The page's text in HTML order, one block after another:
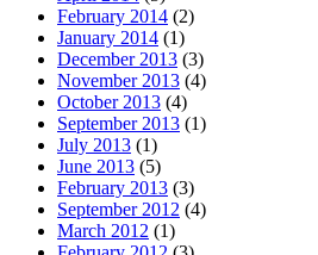
February 2014 (2)
January 2014 (1)
December 2013 (3)
November 2013 (4)
October 2013 (4)
September 2013 (1)
July 2013 (1)
June 2013 (5)
February 2013 (3)
September 2012 (4)
March 2012 (1)